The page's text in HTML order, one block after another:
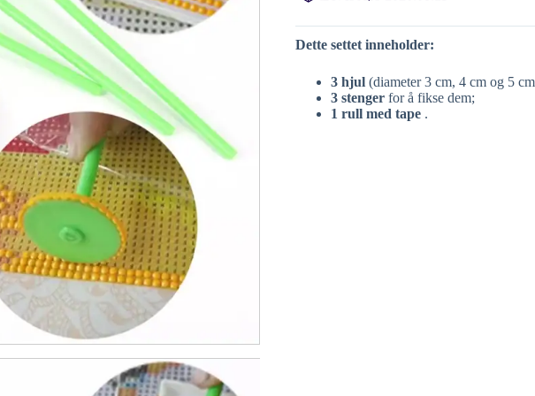
Dette settet inneholder:
3 hjul(diameter 3 cm, 4 cm og 5
3 stengerfor å fikse dem;
1 rull med tape.